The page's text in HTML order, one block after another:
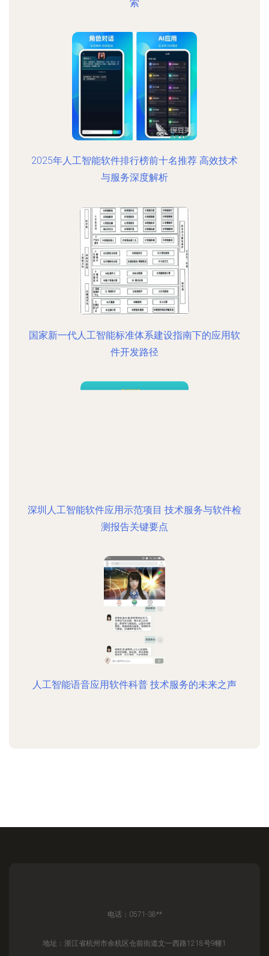
索
2025年人工智能软件排行榜前十名推荐 高效技术
与服务深度解析
国家新一代人工智能标准体系建设指南下的应用软
件开发路径
深圳人工智能软件应用示范项目 技术服务与软件检
测报告关键要点
人工智能语音应用软件科普 技术服务的未来之声
电话：0571-38**
地址：浙江省杭州市余杭区仓前街道文一西路1218号9幢1